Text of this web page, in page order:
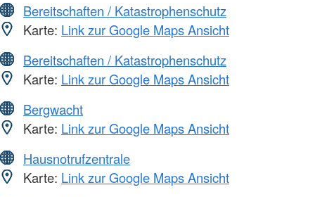
Bereitschaften / Katastrophenschutz
Karte: Link zur Google Maps Ansicht
Bereitschaften / Katastrophenschutz
Karte: Link zur Google Maps Ansicht
Bergwacht
Karte: Link zur Google Maps Ansicht
Hausnotrufzentrale
Karte: Link zur Google Maps Ansicht